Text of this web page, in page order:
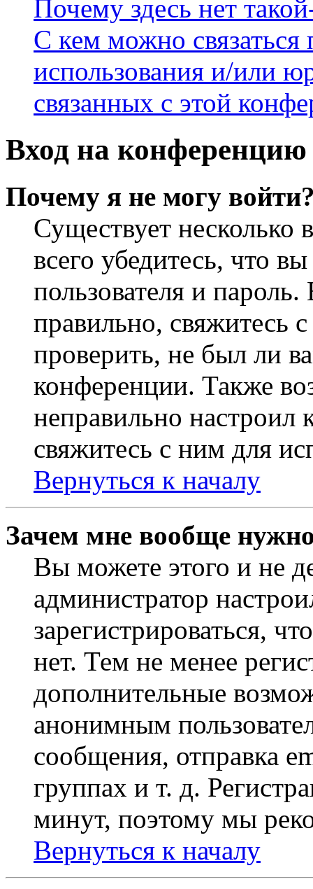
Почему здесь нет
С кем можно связаться
использования и/или
связанных с этой
Вход на конференцию
Почему я не могу
Существует
всего убедитесь, что
пользователя и
правильно, свяжитесь
проверить, не был ли
конференции. Также
неправильно
свяжитесь с ним для
Вернуться к началу
Зачем мне вообще
Вы можете этого и не
администратор
зарегистрироваться,
нет. Тем не менее
дополнительные
анонимным
сообщения, отправка
группах и т. д.
минут, поэтому мы
Вернуться к началу